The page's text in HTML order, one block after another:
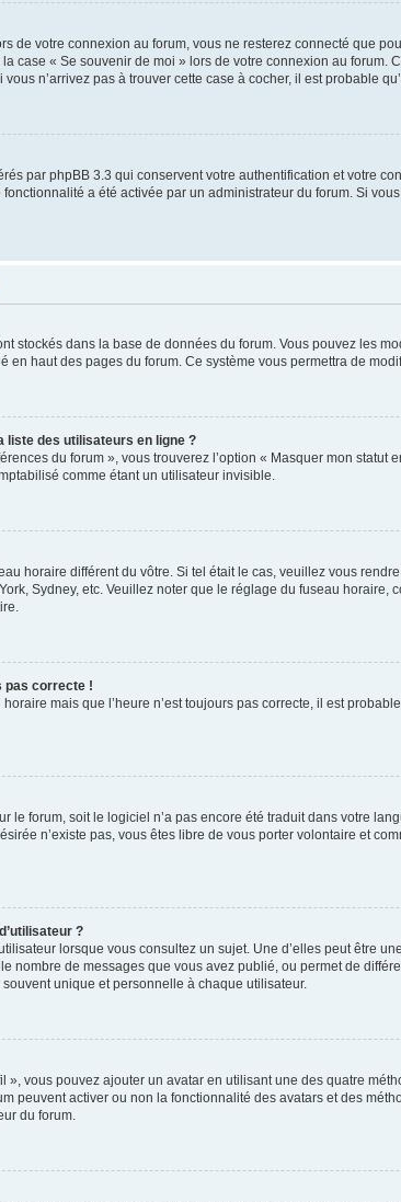
de votre connexion au forum, vous ne resterez connecté que
case « Se souvenir de moi » lors de votre connexion au
n’arrivez pas à trouver cette case à cocher, il est probable
par phpBB 3.3 qui conservent votre authentification et votre
a été activée par un administrateur du forum. Si
stockés dans la base de données du forum. Vous pouvez les
en haut des pages du forum. Ce système vous permettra de
liste des utilisateurs en ligne ?
du forum », vous trouverez l’option « Masquer mon
comme étant un utilisateur invisible.
horaire différent du vôtre. Si tel était le cas, veuillez vous
Sydney, etc. Veuillez noter que le réglage du fuseau horaire,
pas correcte !
mais que l’heure n’est toujours pas correcte, il est
le forum, soit le logiciel n’a pas encore été traduit dans votre
n’existe pas, vous êtes libre de vous porter volontaire et
?
lorsque vous consultez un sujet. Une d’elles peut être
nombre de messages que vous avez publié, ou permet de
unique et personnelle à chaque utilisateur.
», vous pouvez ajouter un avatar en utilisant une des quatre
peuvent activer ou non la fonctionnalité des avatars et des
du forum.